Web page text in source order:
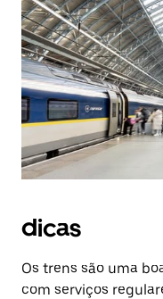
dicas
Os trens são uma
com serviços